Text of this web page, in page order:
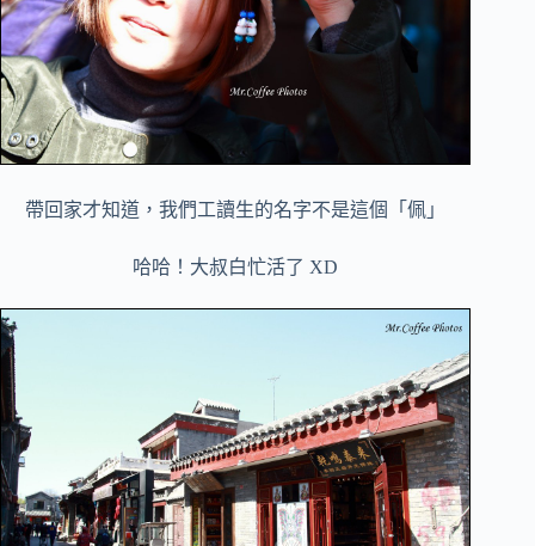
帶回家才知道，我們工讀生的名字不是這個「佩」
哈哈！大叔白忙活了 XD